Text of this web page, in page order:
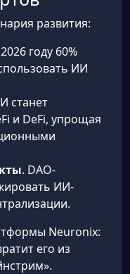
развития:
году 60%
ИИ
станет
и DeFi, упрощая
. DAO-
ИИ-
Neuronix:
его из